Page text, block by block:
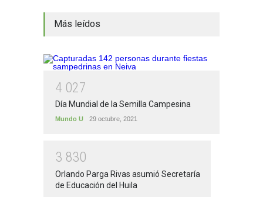
Más leídos
4 027
Día Mundial de la Semilla Campesina
Mundo U 29 octubre, 2021
3 830
Orlando Parga Rivas asumió Secretaría
de Educación del Huila